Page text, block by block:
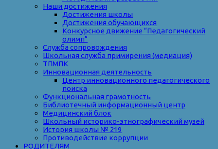
Наши достижения
Достижения школы
Достижения обучающихся
Конкурсное движение “Педагогический
олимп”
Служба сопровождения
Школьная служба примирения (медиация)
ТПМПК
Инновационная деятельность
Центр инновационного педагогического
поиска
Функциональная грамотность
Библиотечный информационный центр
Медицинский блок
Школьный историко-этнографический музей
История школы № 219
Противодействие коррупции
РОДИТЕЛЯМ